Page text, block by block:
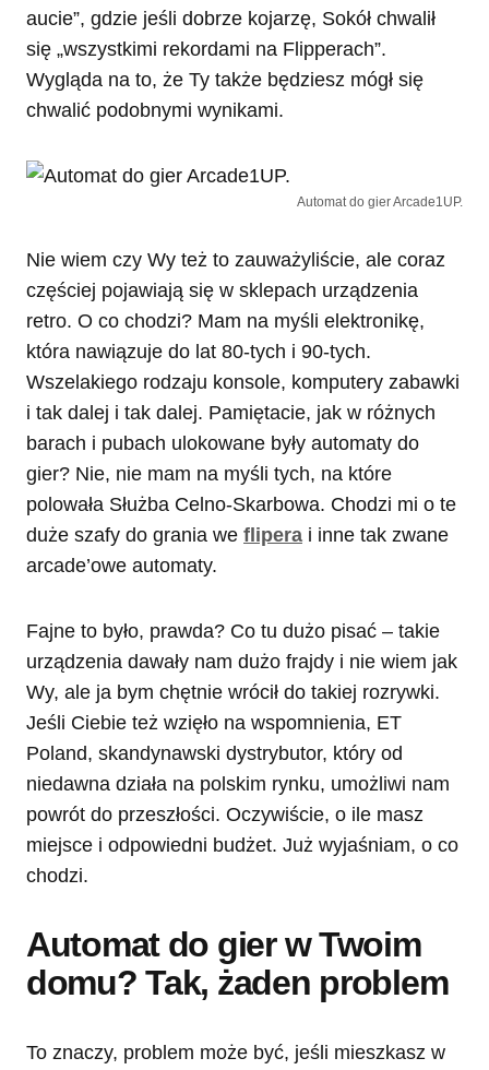
aucie”, gdzie jeśli dobrze kojarzę, Sokół chwalił
się „wszystkimi rekordami na Flipperach”.
Wygląda na to, że Ty także będziesz mógł się
chwalić podobnymi wynikami.
Automat do gier Arcade1UP.
Nie wiem czy Wy też to zauważyliście, ale coraz
częściej pojawiają się w sklepach urządzenia
retro. O co chodzi? Mam na myśli elektronikę,
która nawiązuje do lat 80-tych i 90-tych.
Wszelakiego rodzaju konsole, komputery zabawki
i tak dalej i tak dalej. Pamiętacie, jak w różnych
barach i pubach ulokowane były automaty do
gier? Nie, nie mam na myśli tych, na które
polowała Służba Celno-Skarbowa. Chodzi mi o te
duże szafy do grania we flipera i inne tak zwane
arcade’owe automaty.
Fajne to było, prawda? Co tu dużo pisać – takie
urządzenia dawały nam dużo frajdy i nie wiem jak
Wy, ale ja bym chętnie wrócił do takiej rozrywki.
Jeśli Ciebie też wzięło na wspomnienia, ET
Poland, skandynawski dystrybutor, który od
niedawna działa na polskim rynku, umożliwi nam
powrót do przeszłości. Oczywiście, o ile masz
miejsce i odpowiedni budżet. Już wyjaśniam, o co
chodzi.
Automat do gier w Twoim
domu? Tak, żaden problem
To znaczy, problem może być, jeśli mieszkasz w